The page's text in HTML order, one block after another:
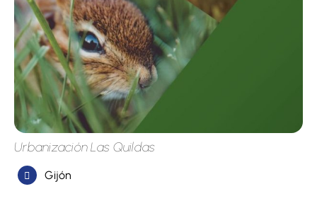
Urbanización Las Quildas
Gijón